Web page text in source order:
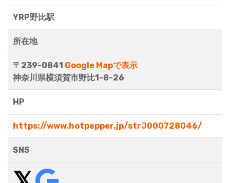
YRP野比駅
所在地
〒239-0841 Google Mapで表示
神奈川県横須賀市野比1-8-26
HP
https://www.hotpepper.jp/strJ000728046/
SNS